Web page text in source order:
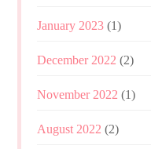
January 2023 (1)
December 2022 (2)
November 2022 (1)
August 2022 (2)